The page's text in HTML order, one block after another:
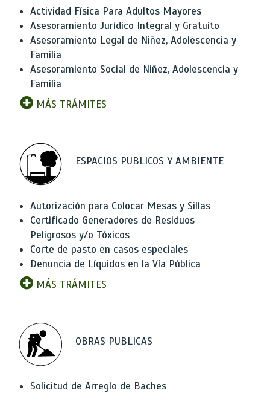
Actividad Física Para Adultos Mayores
Asesoramiento Jurídico Integral y Gratuito
Asesoramiento Legal de Niñez, Adolescencia y
Familia
Asesoramiento Social de Niñez, Adolescencia y
Familia
MÁS TRÁMITES
ESPACIOS PUBLICOS Y AMBIENTE
Autorización para Colocar Mesas y Sillas
Certificado Generadores de Residuos
Peligrosos y/o Tóxicos
Corte de pasto en casos especiales
Denuncia de Líquidos en la Vía Pública
MÁS TRÁMITES
OBRAS PUBLICAS
Solicitud de Arreglo de Baches